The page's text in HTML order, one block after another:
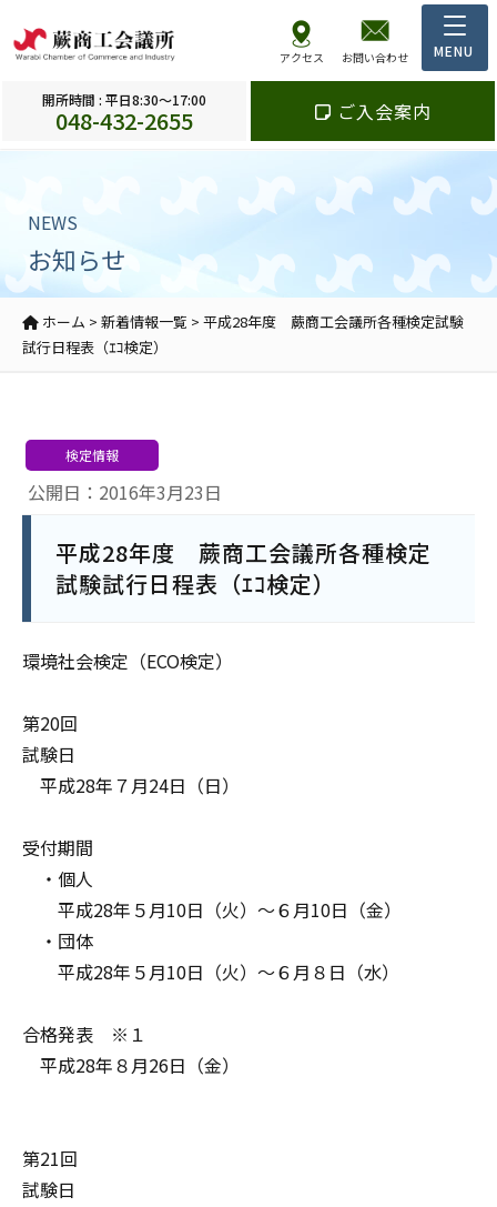
アクセス お問い合わせ
開所時間 : 平日8:30～17:00
048-432-2655 ご入会案内
NEWS
お知らせ
ホーム > 新着情報一覧 > 平成28年度 蕨商工会議所各種検定試験
試行日程表（ｴｺ検定）
公開日：2016年3月23日
検定情報
平成28年度 蕨商工会議所各種検定
試験試行日程表（ｴｺ検定）
環境社会検定（ECO検定）
第20回
試験日
平成28年７月24日（日）
受付期間
・個人
平成28年５月10日（火）～６月10日（金）
・団体
平成28年５月10日（火）～６月８日（水）
合格発表 ※１
平成28年８月26日（金）
第21回
試験日